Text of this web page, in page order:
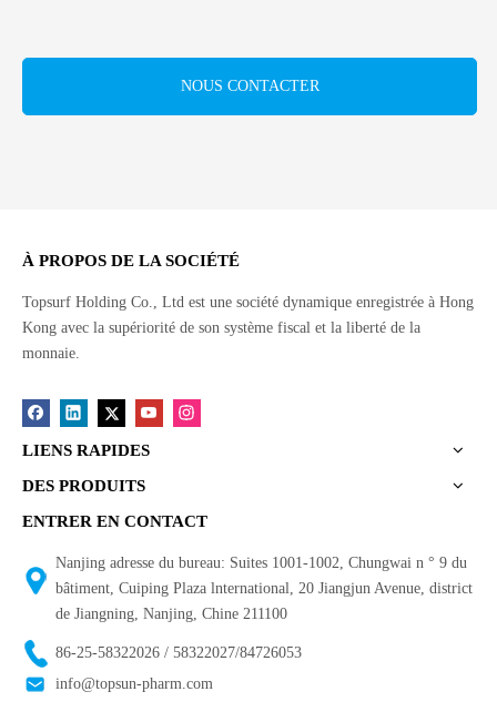
NOUS CONTACTER
À PROPOS DE LA SOCIÉTÉ
Topsurf Holding Co., Ltd est une société dynamique enregistrée à Hong
Kong avec la supériorité de son système fiscal et la liberté de la
monnaie.
LIENS RAPIDES
DES PRODUITS
ENTRER EN CONTACT
Nanjing adresse du bureau: Suites 1001-1002, Chungwai n ° 9 du
bâtiment, Cuiping Plaza lnternational, 20 Jiangjun Avenue, district
de Jiangning, Nanjing, Chine 211100
86-25-58322026 / 58322027/84726053
info@topsun-pharm.com